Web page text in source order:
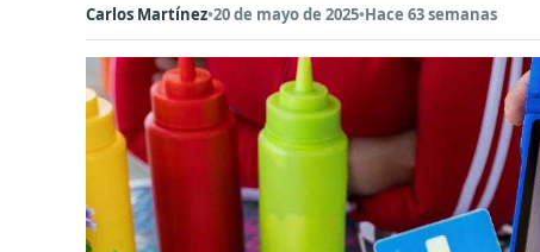
Carlos Martínez•20 de mayo de 2025•Hace 63 semanas